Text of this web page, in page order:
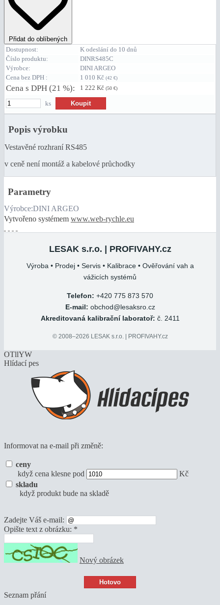
Přidat do oblíbených
Dostupnost:
K odeslání do 10 dnů
Číslo produktu:
DINRS485C
Výrobce:
DINI ARGEO
Cena bez DPH :
1 010 Kč (42 €)
Cena s DPH (21 %): 1 222 Kč (50 €)
ks
Popis výrobku
Vestavěné rozhraní RS485
v ceně není montáž a kabelové průchodky
Parametry
Výrobce:DINI ARGEO
Vytvořeno systémem www.web-rychle.eu
LESAK s.r.o. | PROFIVAHY.cz
Výroba • Prodej • Servis • Kalibrace • Ověřování vah a
vážicích systémů
Telefon: +420 775 873 570
E-mail: obchod@lesaksro.cz
Akreditovaná kalibrační laboratoř: č. 2411
© 2008–2026 LESAK s.r.o. | PROFIVAHY.cz
OTllYW
Hlídací pes
Informovat na e-mail při změně:
ceny
když cena klesne pod
Kč
skladu
když produkt bude na skladě
Zadejte Váš e-mail:
Opište text z obrázku: *
Nový obrázek
Seznam přání